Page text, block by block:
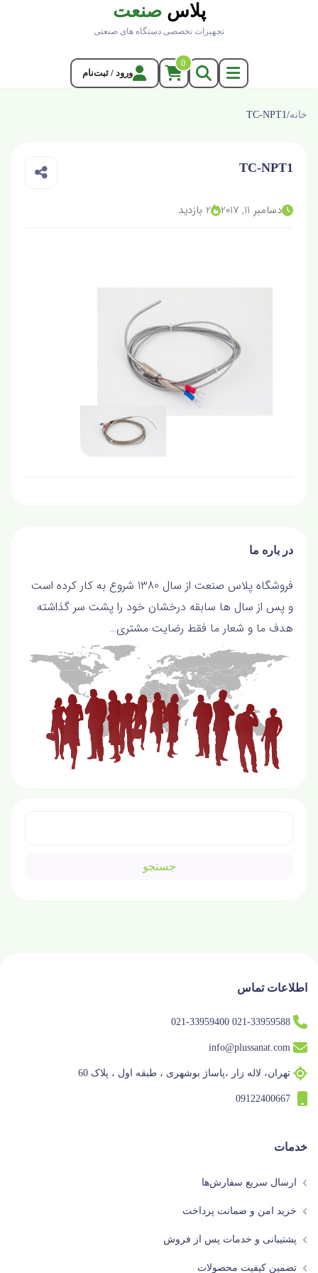
پلاس صنعت
تجهیزات تخصصی دستگاه های صنعتی
0
ورود / ثبت‌نام
خانه/
TC-NPT1
TC-NPT1
دسامبر 11, 2017 2 بازدید
در باره ما
فروشگاه پلاس صنعت از سال 1380 شروع به کار کرده است
و پس از سال ها سابقه درخشان خود را پشت سر گذاشته
هدف ما و شعار ما فقط رضايت مشتري…
اطلاعات تماس
021-33959588 021-33959400
info@plussanat.com
تهران، لاله زار ،پاساژ بوشهری ، طبقه اول ، پلاک 60
09122400667
خدمات
ارسال سریع سفارش‌ها
خرید امن و ضمانت پرداخت
پشتیبانی و خدمات پس از فروش
تضمین کیفیت محصولات